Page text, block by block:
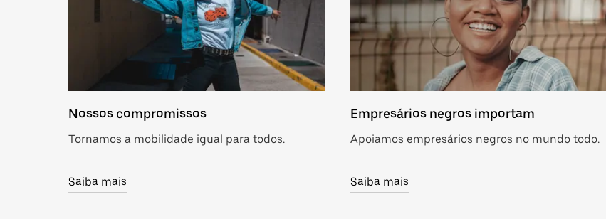
Nossos compromissos
Tornamos a mobilidade igual para todos.
Saiba mais
Empresários negros importam
Apoiamos empresários negros no mundo todo.
Saiba mais